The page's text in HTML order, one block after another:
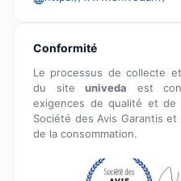
Conformité
Le processus de collecte
du siteuniveda est
exigences de qualité et de
Société des Avis Garantis et
de la consommation.